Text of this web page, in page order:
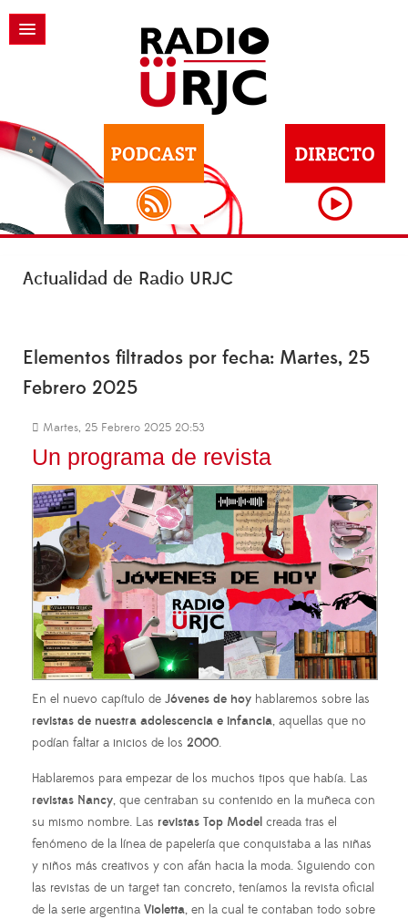
Actualidad de Radio URJC
Elementos filtrados por fecha: Martes, 25
Febrero 2025
Martes, 25 Febrero 2025 20:53
Un programa de revista
En el nuevo capítulo de Jóvenes de hoy hablaremos sobre las
revistas de nuestra adolescencia e infancia, aquellas que no
podían faltar a inicios de los 2000.
Hablaremos para empezar de los muchos tipos que había. Las
revistas Nancy, que centraban su contenido en la muñeca con
su mismo nombre. Las revistas Top Model creada tras el
fenómeno de la línea de papelería que conquistaba a las niñas
y niños más creativos y con afán hacia la moda. Siguiendo con
las revistas de un target tan concreto, teníamos la revista oficial
de la serie argentina Violetta, en la cual te contaban todo sobre